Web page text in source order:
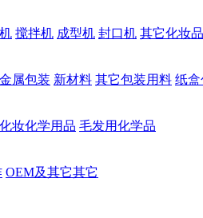
搅拌机 成型机 封口机 其它化妆
金属包装 新材料 其它包装用料 纸盒
化妆化学用品 毛发用化学品
OEM及其它其它